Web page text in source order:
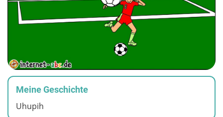
Meine Geschichte
Uhupih